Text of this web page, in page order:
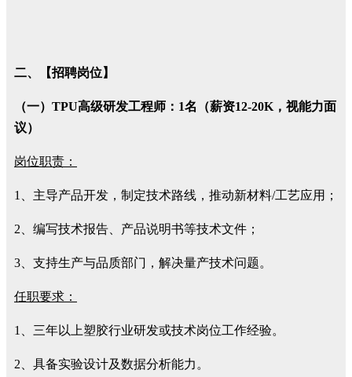
二、【招聘岗位】
（一）TPU高级研发工程师：1名（薪资12-20K，视能力面
议）
岗位职责：
1、主导产品开发，制定技术路线，推动新材料/工艺应用；
2、编写技术报告、产品说明书等技术文件；
3、支持生产与品质部门，解决量产技术问题。
任职要求：
1、三年以上塑胶行业研发或技术岗位工作经验。
2、具备实验设计及数据分析能力。